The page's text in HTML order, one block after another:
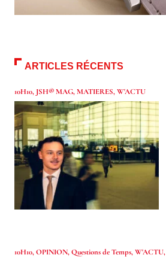
ARTICLES RÉCENTS
10H10, JSH® MAG,MATIERES,W'ACTU
10H10,OPINION,Questions de Temps,W'ACTU,